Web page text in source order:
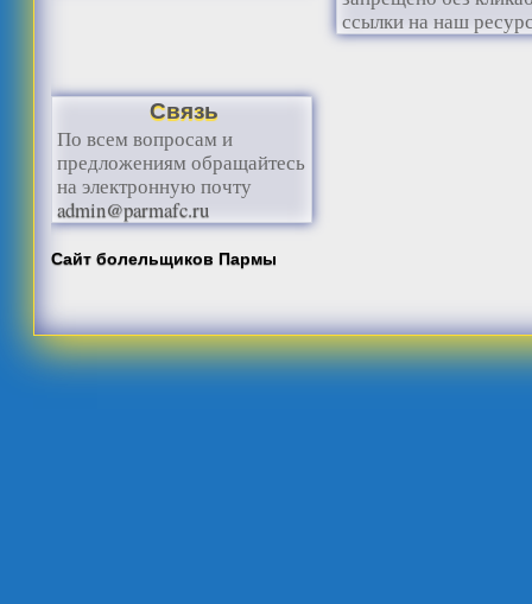
ссылки на наш
Связь
По всем вопросам и
предложениям обращайтесь
на электронную почту
admin@parmafc.ru
Сайт болельщиков Пармы